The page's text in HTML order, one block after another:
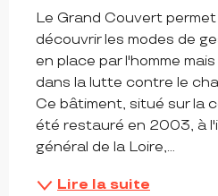
Le Grand Couvert
découvrir les modes de
en place par l'homme
dans la lutte contre le
Ce bâtiment, situé sur la
été restauré en 2003, à
général de la Loire,...
Lire la suite